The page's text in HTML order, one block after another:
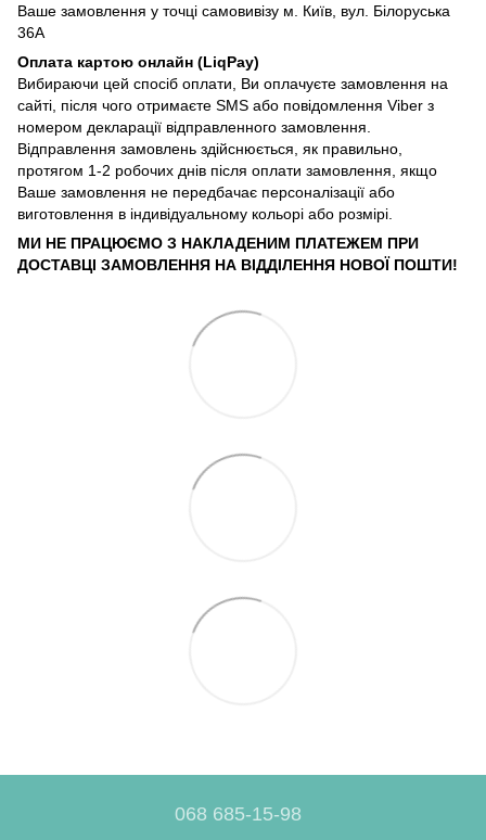
Ваше замовлення у точці самовивізу м. Київ, вул. Білоруська
36А
Оплата картою онлайн (LiqPay)
Вибираючи цей спосіб оплати, Ви оплачуєте замовлення на
сайті, після чого отримаєте SMS або повідомлення Viber з
номером декларації відправленного замовлення.
Відправлення замовлень здійснюється, як правильно,
протягом 1-2 робочих днів після оплати замовлення, якщо
Ваше замовлення не передбачає персоналізації або
виготовлення в індивідуальному кольорі або розмірі.
МИ НЕ ПРАЦЮЄМО З НАКЛАДЕНИМ ПЛАТЕЖЕМ ПРИ
ДОСТАВЦІ ЗАМОВЛЕННЯ НА ВІДДІЛЕННЯ НОВОЇ ПОШТИ!
068 685-15-98